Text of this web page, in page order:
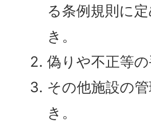
る条例規則に
き。
偽りや不正等
その他施設の
き。